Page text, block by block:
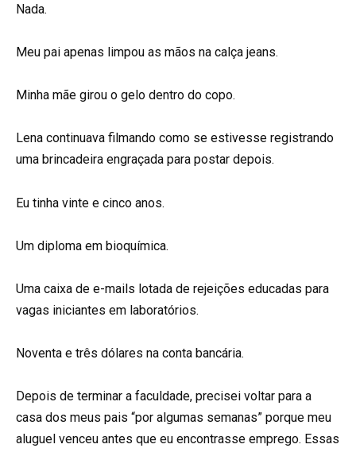
Nada.
Meu pai apenas limpou as mãos na calça jeans.
Minha mãe girou o gelo dentro do copo.
Lena continuava filmando como se estivesse registrando
uma brincadeira engraçada para postar depois.
Eu tinha vinte e cinco anos.
Um diploma em bioquímica.
Uma caixa de e-mails lotada de rejeições educadas para
vagas iniciantes em laboratórios.
Noventa e três dólares na conta bancária.
Depois de terminar a faculdade, precisei voltar para a
casa dos meus pais “por algumas semanas” porque meu
aluguel venceu antes que eu encontrasse emprego. Essas